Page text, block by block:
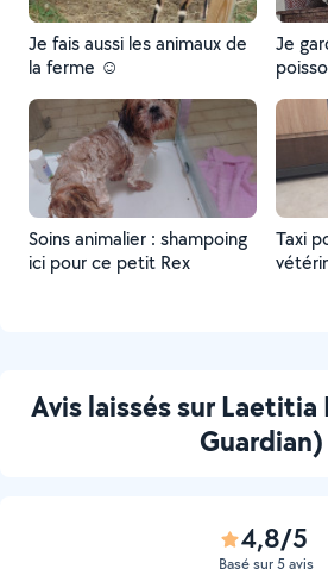
Je fais aussi les animaux de
la ferme ☺️
Je
Soins animalier : shampoing
ici pour ce petit Rex
Taxi
Avis laissés sur Laetitia
Guardian)
4,8/5
Basé sur 5 avis